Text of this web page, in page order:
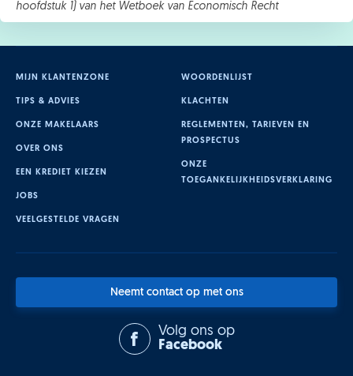
hoofdstuk 1) van het Wetboek van Economisch Recht
MIJN KLANTENZONE
TIPS & ADVIES
ONZE MAKELAARS
OVER ONS
EEN KREDIET KIEZEN
JOBS
VEELGESTELDE VRAGEN
WOORDENLIJST
KLACHTEN
REGLEMENTEN, TARIEVEN EN
PROSPECTUS
ONZE
TOEGANKELIJKHEIDSVERKLARING
Neemt contact op met ons
Volg ons op
Facebook